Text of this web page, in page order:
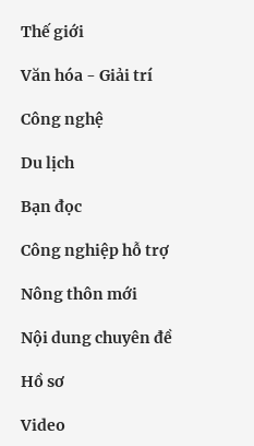
Thế giới
Văn hóa - Giải trí
Công nghệ
Du lịch
Bạn đọc
Công nghiệp hỗ trợ
Nông thôn mới
Nội dung chuyên đề
Hồ sơ
Video